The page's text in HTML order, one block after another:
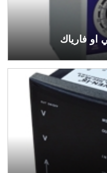
او فارياك